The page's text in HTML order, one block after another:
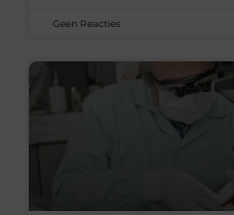
Geen Reacties